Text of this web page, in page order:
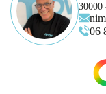
30000
06